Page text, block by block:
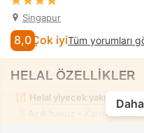
Singapur
8,0 Çok iyiTüm yorumları
HELAL ÖZELLİKLER
Helal yiyecek yakınlarda
• Karışık